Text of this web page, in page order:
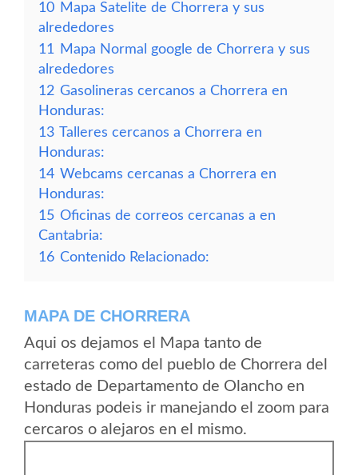
10 Mapa Satelite de Chorrera y sus
alrededores
11
Mapa Normal google de Chorrera y sus
alrededores
12 Gasolineras cercanos a Chorrera en
Honduras:
13 Talleres cercanos a Chorrera en
Honduras:
14 Webcams cercanas a Chorrera en
Honduras:
15 Oficinas de correos cercanas a en
Cantabria:
16 Contenido Relacionado:
MAPA DE CHORRERA
Aqui os dejamos el Mapa tanto de
carreteras como del pueblo de Chorrera del
estado de Departamento de Olancho en
Honduras podeis ir manejando el zoom para
cercaros o alejaros en el mismo.